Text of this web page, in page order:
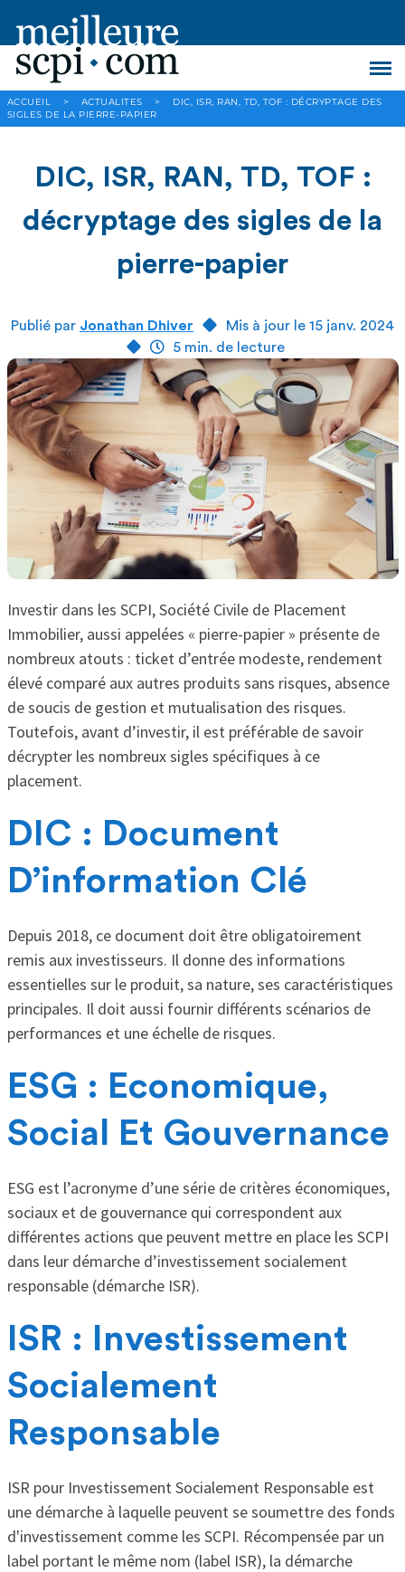
ACCUEIL > ACTUALITES >
DIC, ISR, RAN, TD, TOF : DÉCRYPTAGE DES
SIGLES DE LA PIERRE-PAPIER
DIC, ISR, RAN, TD, TOF :
décryptage des sigles de la
pierre-papier
Publié par Jonathan Dhiver
Mis à jour le 15 janv. 2024
5 min. de lecture
Investir dans les SCPI, Société Civile de Placement
Immobilier, aussi appelées « pierre-papier » présente de
nombreux atouts : ticket d’entrée modeste, rendement
élevé comparé aux autres produits sans risques, absence
de soucis de gestion et mutualisation des risques.
Toutefois, avant d’investir, il est préférable de savoir
décrypter les nombreux sigles spécifiques à ce
placement.
DIC : Document
D’information Clé
Depuis 2018, ce document doit être obligatoirement
remis aux investisseurs. Il donne des informations
essentielles sur le produit, sa nature, ses caractéristiques
principales. Il doit aussi fournir différents scénarios de
performances et une échelle de risques.
ESG : Economique,
Social Et Gouvernance
ESG est l’acronyme d’une série de critères économiques,
sociaux et de gouvernance qui correspondent aux
différentes actions que peuvent mettre en place les SCPI
dans leur démarche d’investissement socialement
responsable (démarche ISR).
ISR : Investissement
Socialement
Responsable
ISR pour Investissement Socialement Responsable est
une démarche à laquelle peuvent se soumettre des fonds
d'investissement comme les SCPI. Récompensée par un
label portant le même nom (label ISR), la démarche